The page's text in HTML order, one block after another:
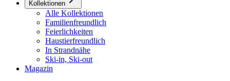
Kollektionen
Alle Kollektionen
Familienfreundlich
Feierlichkeiten
Haustierfreundlich
In Strandnähe
Ski-in, Ski-out
Magazin